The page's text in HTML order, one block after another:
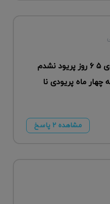
سلام خانم ها من از پریودی ۵ ۶ روز پریود نشدم
چهار ماه پریودی نا
مشاهده ۲ پاسخ